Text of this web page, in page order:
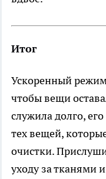
Итог
Ускоренный
чтобы вещи
служила долго,
тех вещей,
очистки.
уходу за тканями